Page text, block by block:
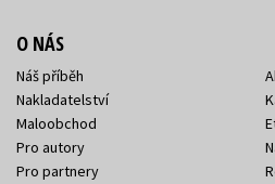
O NÁS
Náš příběh
Nakladatelství
Maloobchod
Pro autory
Pro partnery